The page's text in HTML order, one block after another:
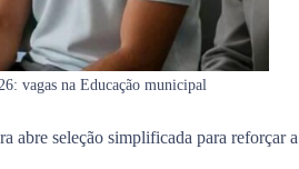
vagas na Educação municipal
abre seleção simplificada para reforçar a